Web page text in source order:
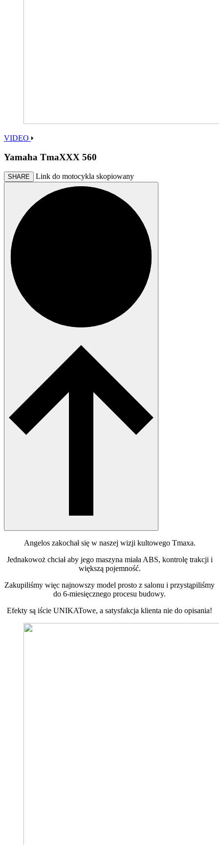
VIDEO
Yamaha TmaXXX 560
SHARE Link do motocykla skopiowany
Angelos zakochał się w naszej wizji kultowego Tmaxa.
Jednakowoż chciał aby jego maszyna miała ABS, kontrolę trakcji i
większą pojemność.
Zakupiliśmy więc najnowszy model prosto z salonu i przystąpiliśmy
do 6-miesięcznego procesu budowy.
Efekty są iście UNIKATowe, a satysfakcja klienta nie do opisania!